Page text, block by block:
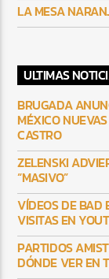
LA MESA
ULTIMAS
BRUGADA
MÉXICO
CASTRO
ZELENSKI
“MASIVO”
VÍDEOS DE BAD
VISITAS EN
PARTIDOS
DÓNDE VER EN